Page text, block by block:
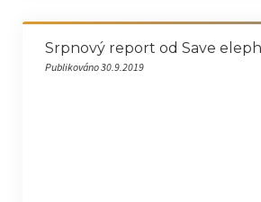
Srpnový report od Save
Publikováno 30.9.2019